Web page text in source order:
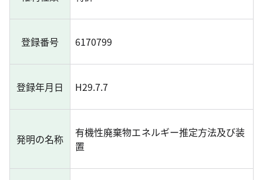
登録番号 6170799
登録年月日 H29.7.7
発明の名称
有機性廃棄物エネルギー推定方法及び装
置